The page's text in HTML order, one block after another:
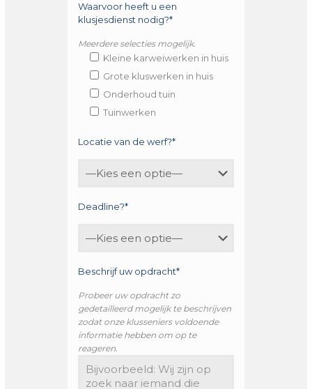
Waarvoor heeft u een
klusjesdienst nodig?*
Meerdere selecties mogelijk.
Kleine karweiwerken in huis
Grote kluswerken in huis
Onderhoud tuin
Tuinwerken
Locatie van de werf?*
Deadline?*
Beschrijf uw opdracht*
Probeer uw opdracht zo
gedetailleerd mogelijk te beschrijven
zodat onze klusseniers voldoende
informatie hebben om op te
reageren.